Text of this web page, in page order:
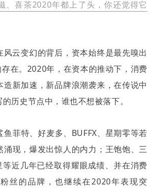
、喜茶2020年都上了头，你还觉得它
云变幻的背后，资本始终是最先嗅出
在。 2020年，在资本的推动下，消费
造新加速，新品牌浪潮袭来，在传说中
历史节点中，谁也不想被落下。
鱼菲特、好麦多、 BUFFX、星期零等若
涌现，爆发出惊人的内力；王饱饱、三
等近几年已经取得耀眼成绩、并在消费
丝的品牌，也继续在2020年表现突